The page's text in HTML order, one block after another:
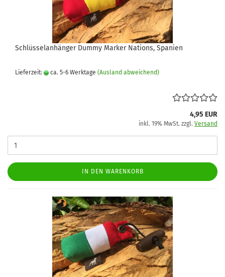
Schlüsselanhänger Dummy Marker Nations, Spanien
Lieferzeit: ca. 5-6 Werktage (Ausland abweichend)
4,95 EUR
inkl. 19% MwSt. zzgl. Versand
IN DEN WARENKORB